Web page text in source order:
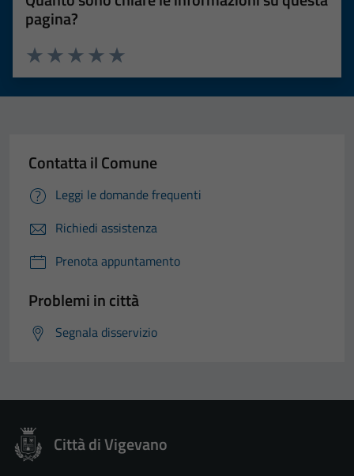
pagina?
Valuta 5 stelle su 5
Valuta 4 stelle su 5
Valuta 3 stelle su 5
Valuta 2 stelle su 5
Valuta 1 stelle su 5
Contatta il Comune
Leggi le domande frequenti
Richiedi assistenza
Prenota appuntamento
Problemi in città
Segnala disservizio
Città di Vigevano